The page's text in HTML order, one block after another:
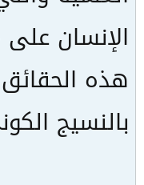
الإنسان
هذه
بالنسيج